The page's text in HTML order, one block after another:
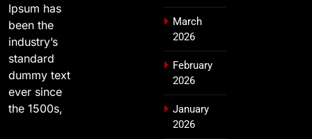
Ipsum has
been the
industry’s
standard
dummy text
ever since
the 1500s,
March
2026
February
2026
January
2026